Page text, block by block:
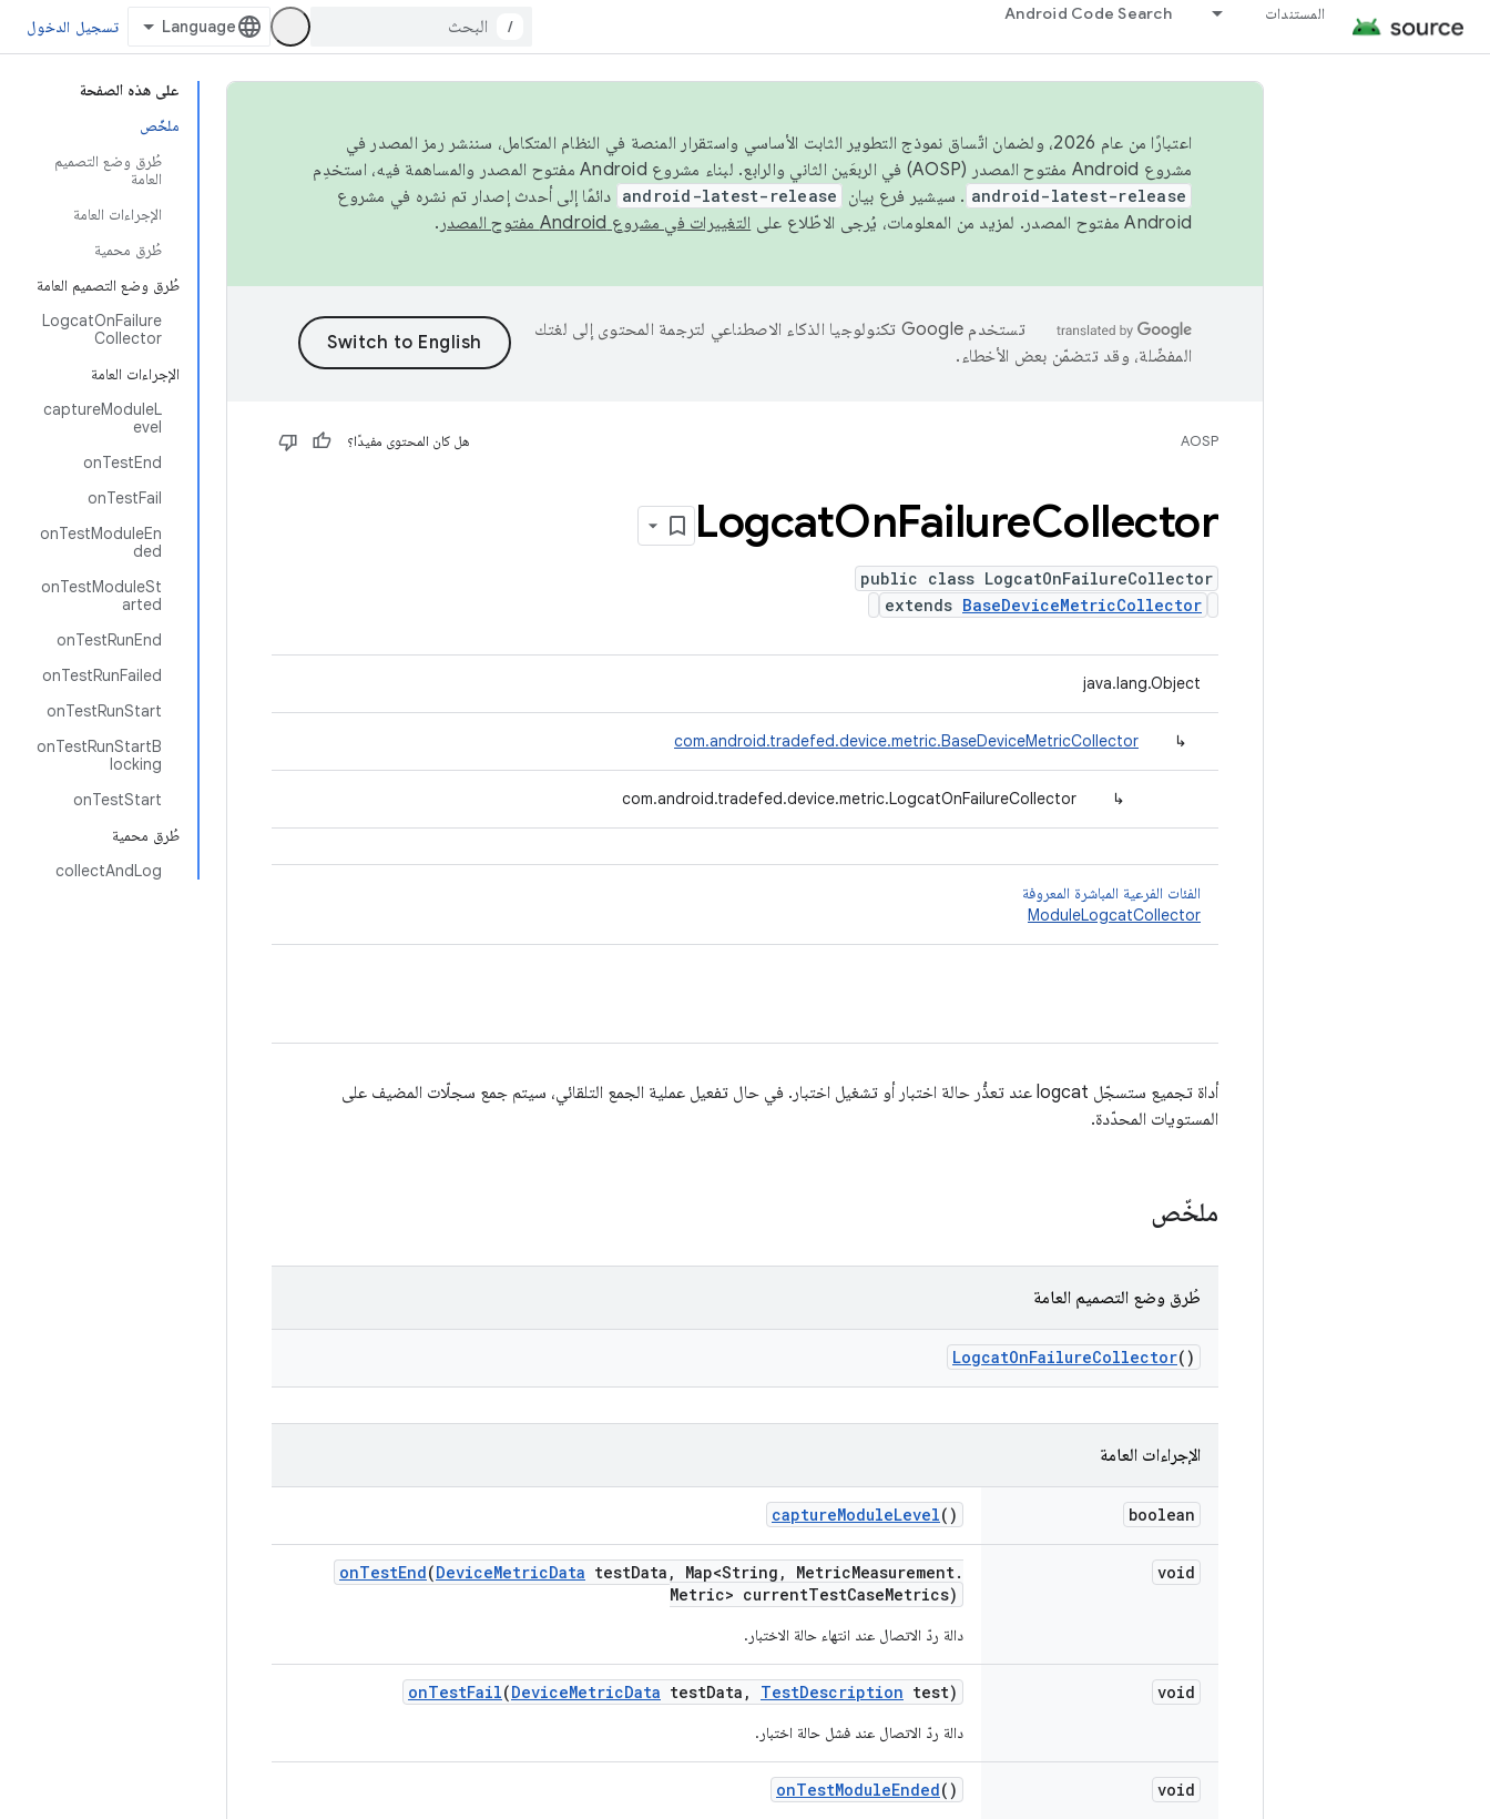
المستندات Android Code Search
/ تسجيل الدخول
على هذه الصفحة
ملخّص
طُرق وضع التصميم
العامة
الإجراءات العامة
طُرق محمية
طُرق وضع التصميم العامة
LogcatOnFailure
Collector
الإجراءات العامة
captureModuleL
evel
onTestEnd
onTestFail
onTestModuleEn
ded
onTestModuleSt
arted
onTestRunEnd
onTestRunFailed
onTestRunStart
onTestRunStartB
locking
onTestStart
طُرق محمية
collectAndLog
اعتبارًا من عام 2026، ولضمان اتّساق نموذج التطوير الثابت الأساسي واستقرار المنصة في النظام المتكامل، سننشر رمز المصدر في
مشروع Android مفتوح المصدر (AOSP) في الربعَين الثاني والرابع. لبناء مشروع Android مفتوح المصدر والمساهمة فيه، استخدِم
android-latest-release . سيشير فرع بيان android-latest-release دائمًا إلى أحدث إصدار تم نشره في مشروع
Android مفتوح المصدر. لمزيد من المعلومات، يُرجى الاطّلاع على
التغييرات في مشروع Android مفتوح المصدر .
تستخدم Google تكنولوجيا الذكاء الاصطناعي لترجمة المحتوى إلى لغتك
المفضّلة، وقد تتضمّن بعض الأخطاء.
AOSP هل كان المحتوى مفيدًا؟
LogcatOnFailureCollector
public class LogcatOnFailureCollector
extends BaseDeviceMetricCollector
java.lang.Object
↳
com.android.tradefed.device.metric.BaseDeviceMetricCollector
↳
com.android.tradefed.device.metric.LogcatOnFailureCollector
الفئات الفرعية المباشرة المعروفة
ModuleLogcatCollector
أداة تجميع ستسجّل logcat عند تعذُّر حالة اختبار أو تشغيل اختبار. في حال تفعيل عملية الجمع التلقائي، سيتم جمع سجلّات المضيف على
المستويات المحدّدة.
ملخّص
طُرق وضع التصميم العامة
LogcatOnFailureCollector()
الإجراءات العامة
boolean
captureModuleLevel()
void
onTestEnd(DeviceMetricData testData , Map<String , MetricMeasurement.
Metric> currentTestCaseMetrics)
دالة ردّ الاتصال عند انتهاء حالة الاختبار.
void
onTestFail(DeviceMetricData testData , TestDescription test)
دالة ردّ الاتصال عند فشل حالة اختبار.
void
onTestModuleEnded()